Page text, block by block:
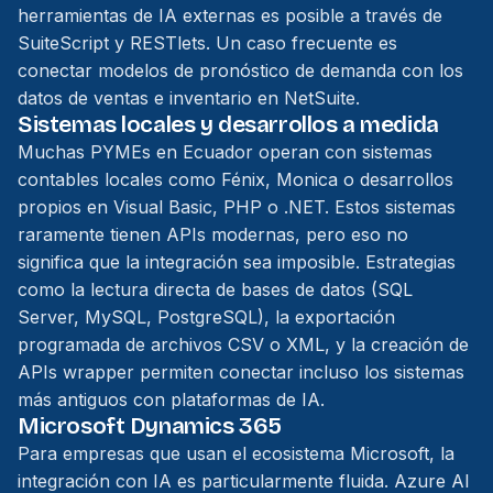
herramientas de IA externas es posible a través de
SuiteScript y RESTlets. Un caso frecuente es
conectar modelos de pronóstico de demanda con los
datos de ventas e inventario en NetSuite.
Sistemas locales y desarrollos a medida
Muchas PYMEs en Ecuador operan con sistemas
contables locales como Fénix, Monica o desarrollos
propios en Visual Basic, PHP o .NET. Estos sistemas
raramente tienen APIs modernas, pero eso no
significa que la integración sea imposible. Estrategias
como la lectura directa de bases de datos (SQL
Server, MySQL, PostgreSQL), la exportación
programada de archivos CSV o XML, y la creación de
APIs wrapper permiten conectar incluso los sistemas
más antiguos con plataformas de IA.
Microsoft Dynamics 365
Para empresas que usan el ecosistema Microsoft, la
integración con IA es particularmente fluida. Azure AI